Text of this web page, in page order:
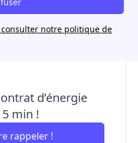
notre politique de
d’énergie
min !
rappeler !